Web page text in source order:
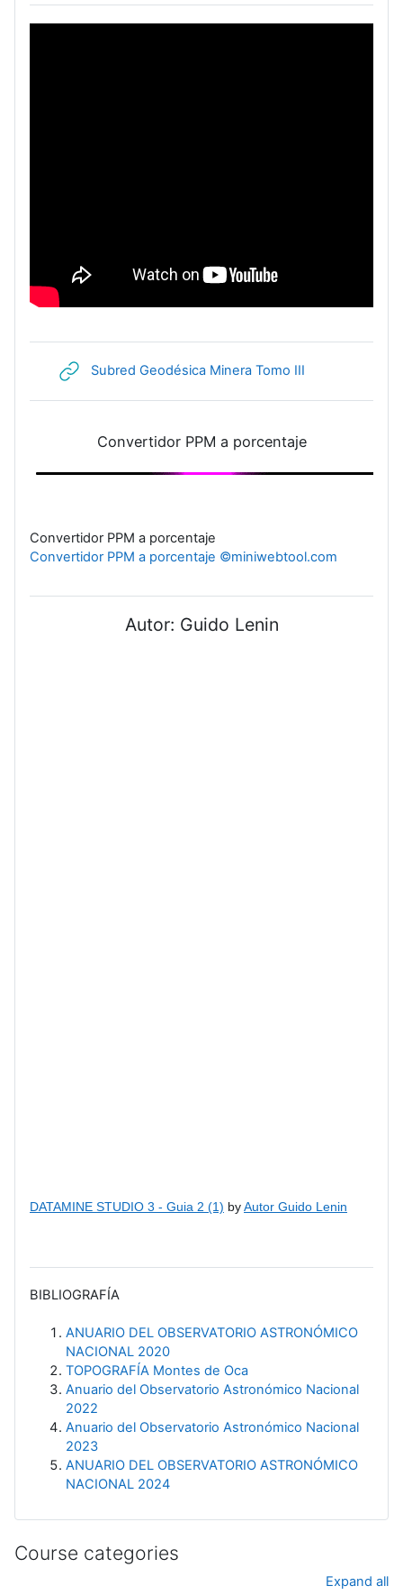
Subred Geodésica Minera Tomo III
Convertidor PPM a porcentaje
Convertidor PPM a porcentaje
Convertidor PPM a porcentaje ©miniwebtool.com
Autor: Guido Lenin
DATAMINE STUDIO 3 - Guia 2 (1) byAutor Guido Lenin
BIBLIOGRAFÍA
ANUARIO DEL OBSERVATORIO ASTRONÓMICO
NACIONAL 2020
TOPOGRAFÍA Montes de Oca
Anuario del Observatorio Astronómico Nacional
2022
Anuario del Observatorio Astronómico Nacional
2023
ANUARIO DEL OBSERVATORIO ASTRONÓMICO
NACIONAL 2024
Course categories
Expand all